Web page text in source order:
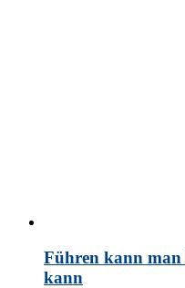
Führen kann man
kann